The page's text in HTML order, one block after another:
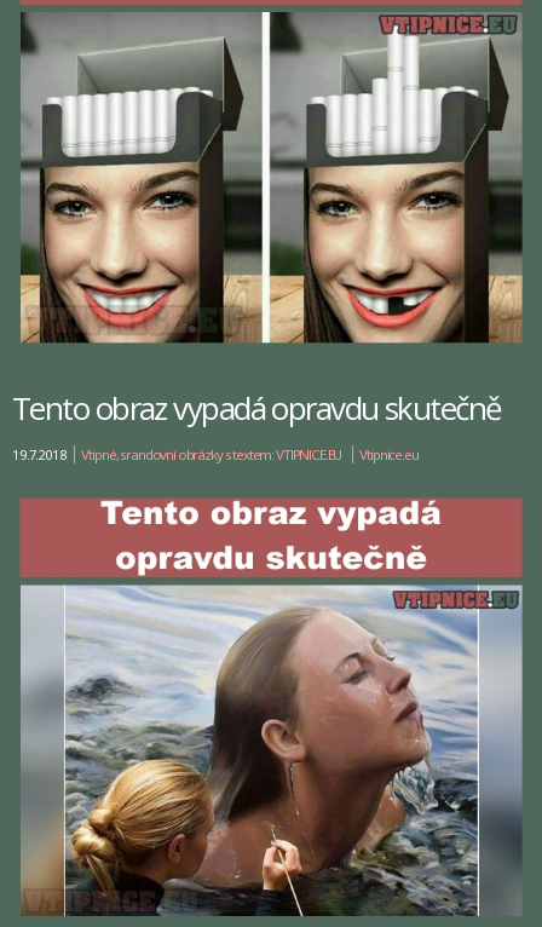
Tento obraz vypadá opravdu skutečně
19.7.2018 Vtipné, srandovní obrázky s textem: VTIPNICE.EU Vtipnice.eu